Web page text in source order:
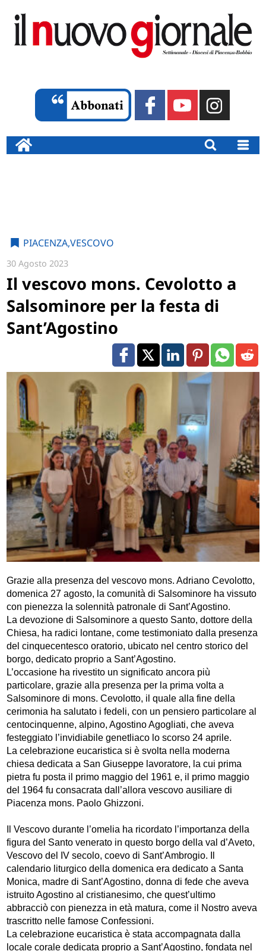
PIACENZA,VESCOVO
30 Agosto 2023
Il vescovo mons. Cevolotto a
Salsominore per la festa di
Sant’Agostino
Grazie alla presenza del vescovo mons. Adriano Cevolotto,
domenica 27 agosto, la comunità di Salsominore ha vissuto
con pienezza la solennità patronale di Sant’Agostino.
La devozione di Salsominore a questo Santo, dottore della
Chiesa, ha radici lontane, come testimoniato dalla presenza
del cinquecentesco oratorio, ubicato nel centro storico del
borgo, dedicato proprio a Sant’Agostino.
L’occasione ha rivestito un significato ancora più
particolare, grazie alla presenza per la prima volta a
Salsominore di mons. Cevolotto, il quale alla fine della
cerimonia ha salutato i fedeli, con un pensiero particolare al
centocinquenne, alpino, Agostino Agogliati, che aveva
festeggiato l’invidiabile genetliaco lo scorso 24 aprile.
La celebrazione eucaristica si è svolta nella moderna
chiesa dedicata a San Giuseppe lavoratore, la cui prima
pietra fu posta il primo maggio del 1961 e, il primo maggio
del 1964 fu consacrata dall’allora vescovo ausiliare di
Piacenza mons. Paolo Ghizzoni.
Il Vescovo durante l’omelia ha ricordato l’importanza della
figura del Santo venerato in questo borgo della val d’Aveto,
Vescovo del IV secolo, coevo di Sant’Ambrogio. Il
calendario liturgico della domenica era dedicato a Santa
Monica, madre di Sant’Agostino, donna di fede che aveva
istruito Agostino al cristianesimo, che quest’ultimo
abbracciò con pienezza in età matura, come il Nostro aveva
trascritto nelle famose Confessioni.
La celebrazione eucaristica è stata accompagnata dalla
locale corale dedicata proprio a Sant’Agostino, fondata nel